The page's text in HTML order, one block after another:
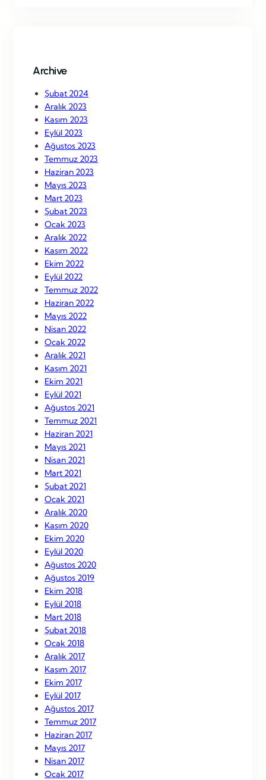
Archive
Şubat 2024
Aralık 2023
Kasım 2023
Eylül 2023
Ağustos 2023
Temmuz 2023
Haziran 2023
Mayıs 2023
Mart 2023
Şubat 2023
Ocak 2023
Aralık 2022
Kasım 2022
Ekim 2022
Eylül 2022
Temmuz 2022
Haziran 2022
Mayıs 2022
Nisan 2022
Ocak 2022
Aralık 2021
Kasım 2021
Ekim 2021
Eylül 2021
Ağustos 2021
Temmuz 2021
Haziran 2021
Mayıs 2021
Nisan 2021
Mart 2021
Şubat 2021
Ocak 2021
Aralık 2020
Kasım 2020
Ekim 2020
Eylül 2020
Ağustos 2020
Ağustos 2019
Ekim 2018
Eylül 2018
Mart 2018
Şubat 2018
Ocak 2018
Aralık 2017
Kasım 2017
Ekim 2017
Eylül 2017
Ağustos 2017
Temmuz 2017
Haziran 2017
Mayıs 2017
Nisan 2017
Ocak 2017